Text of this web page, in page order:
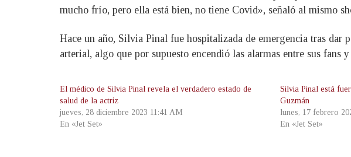
mucho frío, pero ella está bien, no tiene Covid», señaló al mismo
Hace un año, Silvia Pinal fue hospitalizada de emergencia tras
arterial, algo que por supuesto encendió las alarmas entre sus fans
El médico de Silvia Pinal revela el verdadero estado de
salud de la actriz
jueves, 28 diciembre 2023 11:41 AM
En «Jet Set»
Silvia Pinal está
Guzmán
lunes, 17 febrero
En «Jet Set»